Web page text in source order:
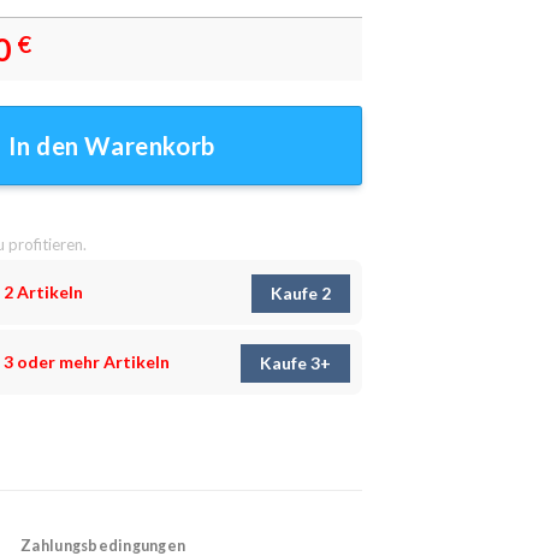
€
In den Warenkorb
profitieren.
2 Artikeln Kaufe 2
3 oder mehr Artikeln Kaufe 3+
Zahlungsbedingungen